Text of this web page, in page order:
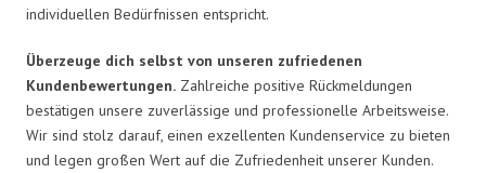
individuellen Bedürfnissen entspricht.
Überzeuge dich selbst von unseren zufriedenen
Kundenbewertungen. Zahlreiche positive Rückmeldungen
bestätigen unsere zuverlässige und professionelle Arbeitsweise.
Wir sind stolz darauf, einen exzellenten Kundenservice zu bieten
und legen großen Wert auf die Zufriedenheit unserer Kunden.